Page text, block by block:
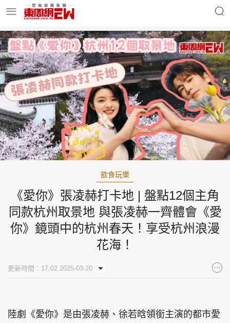
明星名人 時事財經
東周Ladies 優享生活
東周食玩通 會員活動
玄學靈異 東周專欄
飲食玩樂
《愛你》張凌赫打卡地 | 盤點12個主角
同款杭州取景地 與張凌赫一齊體會《愛
你》鏡頭中的杭州春天！享受杭州浪漫
花海！
更新時間：17:02 2025-03-20
陸劇《愛你》是由張凌赫、徐若晗領銜主演的都市愛